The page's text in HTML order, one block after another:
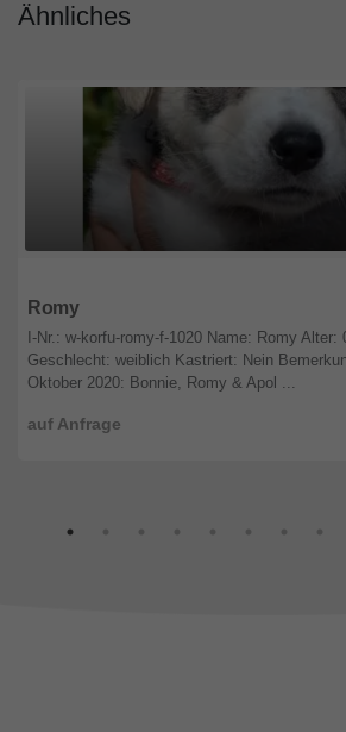
Ähnliches
Romy
auf Anfrage
I-Nr.: w-korfu-romy-f-1020 Name: Romy Alter:
Geschlecht: weiblich Kastriert: Nein
Oktober 2020: Bonnie, Romy & Apol ...